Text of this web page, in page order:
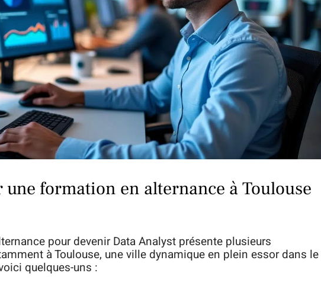
formation en alternance à Toulouse
pour devenir Data Analyst présente plusieurs
à Toulouse, une ville dynamique en plein essor dans le
quelques-uns :